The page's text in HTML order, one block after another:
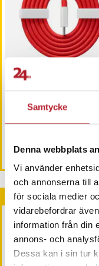
Samtycke
Denna webbplats
Vi använder
och annonserna till
för sociala medier
vidarebefordrar
information från din
annons- och
Dessa kan i sin tur
OnePlus USB-C-Kabel 1m
Köp
Andra köpte också